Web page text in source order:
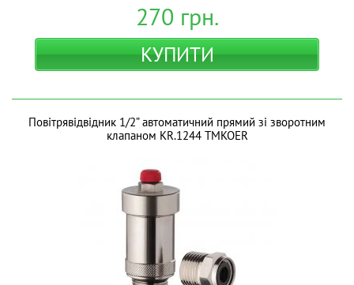
270 грн.
КУПИТИ
Повітрявідвідник 1/2” автоматичний прямий зі зворотним
клапаном KR.1244 ТМKOER